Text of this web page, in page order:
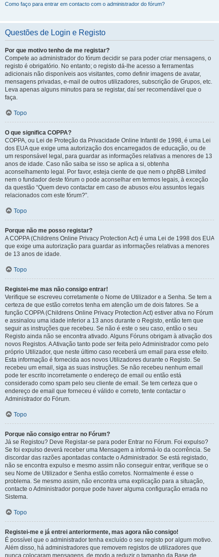
Como faço para entrar em contacto com o administrador do fórum?
Questões de Login e Registo
Por que motivo tenho de me registar?
Compete ao administrador do fórum decidir se para poder criar mensagens, o
registo é obrigatório. No entanto; o registo dá-lhe acesso a ferramentas
adicionais não disponíveis aos visitantes, como definir imagens de avatar,
mensagens privadas, e-mail de outros utilizadores, subscrição de Grupos, etc.
Leva apenas alguns minutos para se registar, daí ser recomendável que o
faça.
Topo
O que significa COPPA?
COPPA, ou Lei de Proteção da Privacidade Online Infantil de 1998, é uma Lei
dos EUA que exige uma autorização dos encarregados de educação, ou de
um responsável legal, para guardar as informações relativas a menores de 13
anos de idade. Caso não saiba se isso se aplica a si, obtenha
aconselhamento legal. Por favor, esteja ciente de que nem o phpBB Limited
nem o fundador deste fórum o pode aconselhar em termos legais, à exceção
da questão “Quem devo contactar em caso de abusos e/ou assuntos legais
relacionados com este fórum?”.
Topo
Porque não me posso registar?
A COPPA (Childrens Online Privacy Protection Act) é uma Lei de 1998 dos EUA
que exige uma autorização para guardar as informações relativas a menores
de 13 anos de idade.
Topo
Registei-me mas não consigo entrar!
Verifique se escreveu corretamente o Nome de Utilizador e a Senha. Se tem a
certeza de que estão corretos tenha em atenção um de dois fatores. Se a
função COPPA (Childrens Online Privacy Protection Act) estiver ativa no Fórum
e assinalou uma idade inferior a 13 anos durante o Registo, então tem que
seguir as instruções que recebeu. Se não é este o seu caso, então o seu
Registo ainda não se encontra ativado. Alguns Fóruns obrigam à ativação dos
novos Registos. A Ativação tanto pode ser feita pelo Administrador como pelo
próprio Utilizador, que neste último caso receberá um email para esse efeito.
Esta informação é fornecida aos novos Utilizadores durante o Registo. Se
recebeu um email, siga as suas instruções. Se não recebeu nenhum email
pode ter escrito incorretamente o endereço de email ou então está
considerado como spam pelo seu cliente de email. Se tem certeza que o
endereço de email que forneceu é válido e correto, tente contactar o
Administrador do Fórum.
Topo
Porque não consigo entrar no Fórum?
Já se Registou? Deve Registar-se para poder Entrar no Fórum. Foi expulso?
Se foi expulso deverá receber uma Mensagem a informá-lo da ocorrência. Se
discordar das razões apontadas contacte o Administrador. Se está registado,
não se encontra expulso e mesmo assim não conseguir entrar, verifique se o
seu Nome de Utilizador e Senha estão corretos. Normalmente é esse o
problema. Se mesmo assim, não encontra uma explicação para a situação,
contacte o Administrador porque pode haver alguma configuração errada no
Sistema.
Topo
Registei-me e já entrei anteriormente, mas agora não consigo!
É possível que o administrador tenha excluído o seu registo por algum motivo.
Além disso, há administradores que removem registos de utilizadores que
nunca colocaram mensagens, de modo a reduzir o tamanho da Base de